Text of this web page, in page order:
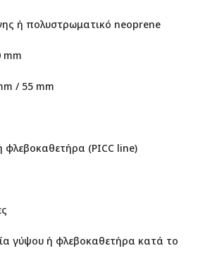
ή πολυστρωματικό neoprene
mm
/ 55 mm
φλεβοκαθετήρα (PICC line)
γύψου ή φλεβοκαθετήρα κατά το